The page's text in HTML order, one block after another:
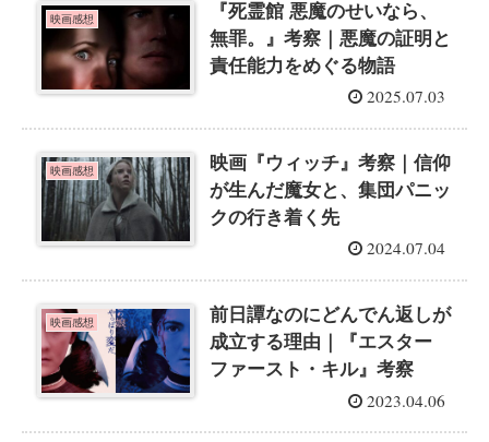
映画感想
『死霊館 悪魔のせいなら、
無罪。』考察｜悪魔の証明と
責任能力をめぐる物語
2025.07.03
映画感想
映画『ウィッチ』考察｜信仰
が生んだ魔女と、集団パニッ
クの行き着く先
2024.07.04
映画感想
前日譚なのにどんでん返しが
成立する理由｜『エスター
ファースト・キル』考察
2023.04.06